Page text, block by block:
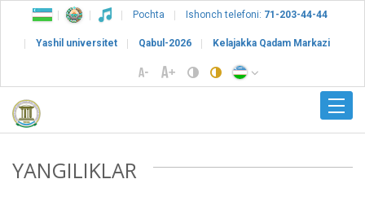
Pochta Ishonch telefoni: 71-203-44-44
Yashil universitet Qabul-2026 Kelajakka Qadam Markazi
YANGILIKLAR